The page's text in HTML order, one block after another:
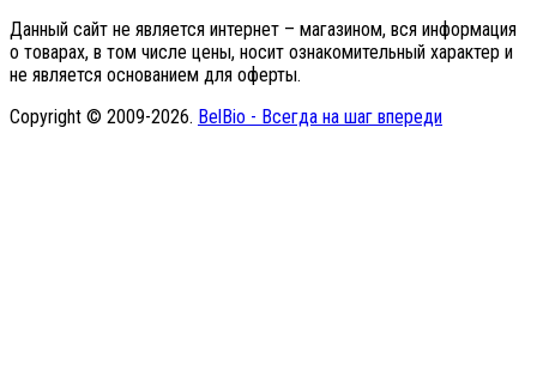
Данный сайт не является интернет – магазином, вся информация
о товарах, в том числе цены, носит ознакомительный характер и
не является основанием для оферты.
Copyright © 2009-2026. BelBio - Всегда на шаг впереди